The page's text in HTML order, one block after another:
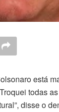
está
todas
disse o